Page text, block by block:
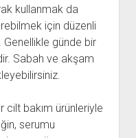
kullanmak da
için düzenli
Genellikle günde bir
Sabah ve akşam
cilt bakım ürünleriyle
serumu